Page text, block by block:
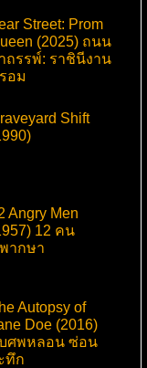
Street: Prom
(2025) ถนน
ถรรพ์: ราชินีงาน
อม
Shift
Angry Men
12 คน
ากษา
Autopsy of
Doe (2016)
ศพหลอน ซ่อน
ทึก